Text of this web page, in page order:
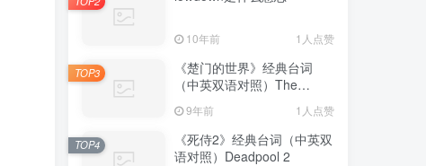
10年前 1人点赞
《楚门的世界》经典台词
（中英双语对照）The
9年前 1人点赞
TOP3
《死侍2》经典台词（中英双
语对照）Deadpool 2
TOP4